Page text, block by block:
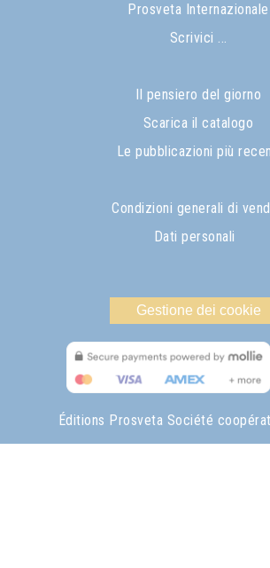
Prosveta Internazionale
Scrivici ...
Il pensiero del giorno
Scarica il catalogo
Le pubblicazioni più
Condizioni generali di
Dati personali
Gestione dei cookie
Éditions Prosveta Société